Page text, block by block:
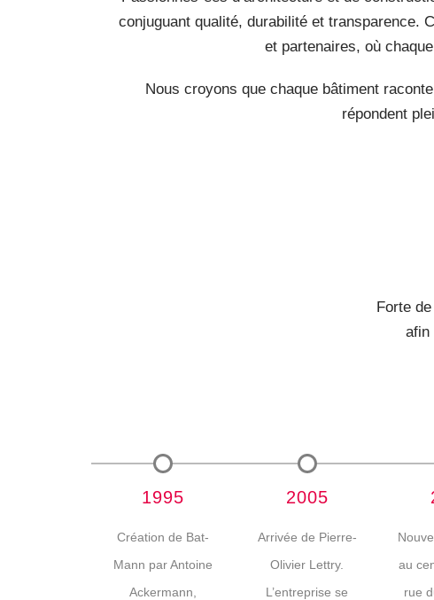
conjuguant qualité, durabilité et transparence.
et partenaires, où
Nous croyons que chaque bâtiment
répondent
Forte
afin
1995
Création de Bat-
Mann par Antoine
Ackermann,
2005
Arrivée de Pierre-
Olivier Lettry.
L’entreprise se
au
rue